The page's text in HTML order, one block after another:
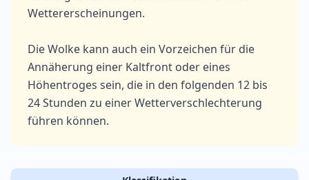
Wettererscheinungen.
Die Wolke kann auch ein Vorzeichen für die
Annäherung einer Kaltfront oder eines
Höhentroges sein, die in den folgenden 12 bis
24 Stunden zu einer Wetterverschlechterung
führen können.